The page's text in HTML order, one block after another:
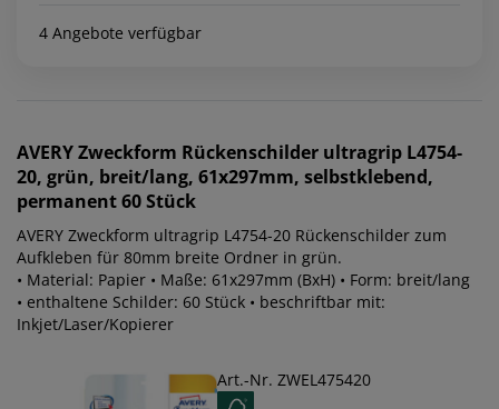
4 Angebote verfügbar
AVERY Zweckform Rückenschilder ultragrip L4754-
20, grün, breit/lang, 61x297mm, selbstklebend,
permanent 60 Stück
AVERY Zweckform ultragrip L4754-20 Rückenschilder zum
Aufkleben für 80mm breite Ordner in grün.
• Material: Papier • Maße: 61x297mm (BxH) • Form: breit/lang
• enthaltene Schilder: 60 Stück • beschriftbar mit:
Inkjet/Laser/Kopierer
Art.-Nr. ZWEL475420